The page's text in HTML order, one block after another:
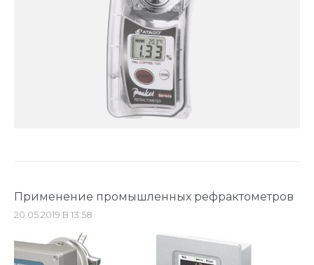
Применение промышленных рефрактометров
20.05.2019 В 13:58